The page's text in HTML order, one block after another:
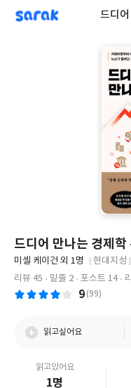
sarak 드디
드디어 만나는 경제학
글
쓴
미셸 케이건 외 1명
출
판
사
현대지성
출
리뷰 45
밑줄 2 포스트 14
9 (99)
읽고싶어요
읽고있어요
1명